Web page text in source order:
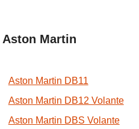
Martin
Aston Martin DB11
Aston Martin DB12 Volante
Aston Martin DBS Volante